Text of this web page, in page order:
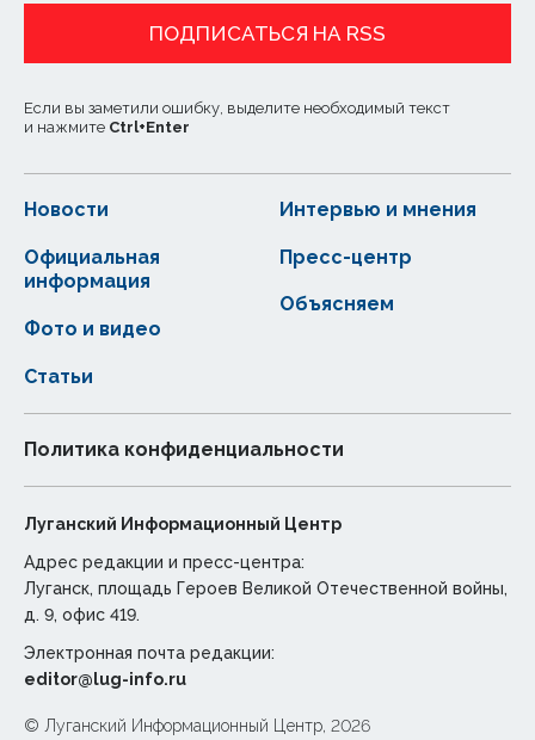
ПОДПИСАТЬСЯ НА RSS
Если вы заметили ошибку, выделите необходимый текст
и нажмите Ctrl+Enter
Новости
Статьи
Официальная
информация
Интервью и мнения
Фото и видео
Пресс-центр
Объясняем
Политика конфиденциальности
Луганский Информационный Центр
Адрес редакции и пресс-центра:
Луганск, площадь Героев Великой Отечественной войны,
д. 9, офис 419.
Электронная почта редакции:
editor@lug-info.ru
© Луганский Информационный Центр, 2026